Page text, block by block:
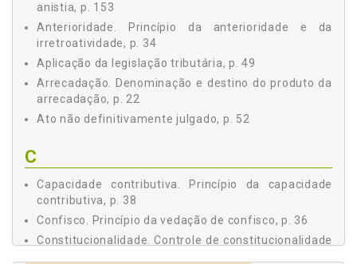
5 - INTERPRETAÇÃO E INTEGRAÇÃO DA LEGISLAÇÃO
TRIBUTÁRIA, p. 57
5.1 Interpretação, p. 57
5.1.1 Interpretação literal, p. 60
5.1.2 Interpretação benigna, p. 61
5.2 Integração, p. 62
5.2.1 Meios de integração, p. 62
6 - OBRIGAÇÃO TRIBUTÁRIA, p. 65
6.1 Obrigação Tributária Principal, p. 65
6.2 Obrigação Tributária Acessória, p. 66
6.2.1 Multa por descumprimento de obrigação
acessória, p. 66
6.3 Conversão da Obrigação Acessória em Obrigação
anistia, p. 153
Anterioridade. Princípio da anterioridade e da
irretroatividade, p. 34
Aplicação da legislação tributária, p. 49
Arrecadação. Denominação e destino do produto da
arrecadação, p. 22
Ato não definitivamente julgado, p. 52
C
Capacidade contributiva. Princípio da capacidade
contributiva, p. 38
Confisco. Princípio da vedação de confisco, p. 36
Constitucionalidade. Controle de constitucionalidade